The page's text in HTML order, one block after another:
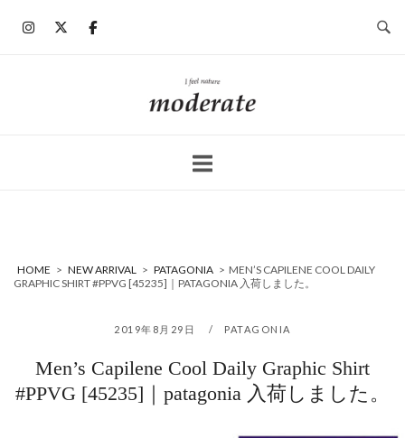
ホ
ー
HOME > NEW ARRIVAL > PATAGONIA > MEN’S CAPILENE COOL DAILY
GRAPHIC SHIRT #PPVG [45235]｜PATAGONIA 入荷しました。
2019年8月29日 PATAGONIA
Men’s Capilene Cool Daily Graphic Shirt
#PPVG [45235]｜patagonia 入荷しました。